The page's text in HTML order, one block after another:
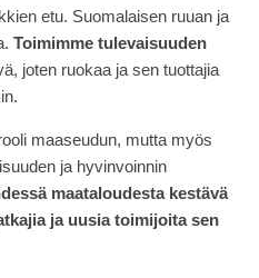
etu. Suomalaisen ruuan ja
Toimimme tulevaisuuden
joten ruokaa ja sen tuottajia
maaseudun, mutta myös
ja hyvinvoinnin
maataloudesta kestävä
ja uusia toimijoita sen